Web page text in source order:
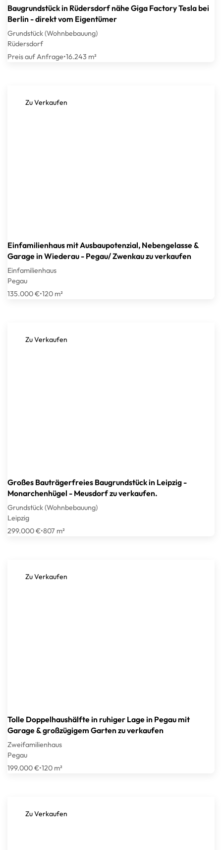
Baugrundstück in Rüdersdorf nähe Giga Factory Tesla bei
Berlin - direkt vom Eigentümer
Grundstück (Wohnbebauung)
Rüdersdorf
Preis auf Anfrage•16.243 m²
Zu Verkaufen
Einfamilienhaus mit Ausbaupotenzial, Nebengelasse &
Garage in Wiederau - Pegau/ Zwenkau zu verkaufen
Einfamilienhaus
Pegau
135.000 €•120 m²
Zu Verkaufen
Großes Bauträgerfreies Baugrundstück in Leipzig -
Monarchenhügel - Meusdorf zu verkaufen.
Grundstück (Wohnbebauung)
Leipzig
299.000 €•807 m²
Zu Verkaufen
Tolle Doppelhaushälfte in ruhiger Lage in Pegau mit
Garage & großzügigem Garten zu verkaufen
Zweifamilienhaus
Pegau
199.000 €•120 m²
Zu Verkaufen